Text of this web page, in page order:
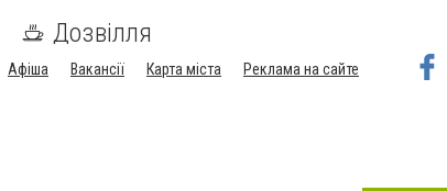
Дозвілля
Афіша Вакансії Карта міста
Реклама на сайте